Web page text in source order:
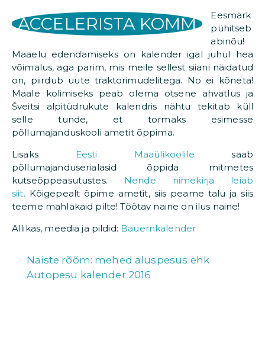
ACCELERISTA KOMM
Eesmärk
pühitseb
abinõu!
Maaelu edendamiseks on kalender igal juhul hea
võimalus, aga parim, mis meile sellest siiani näidatud
on, piirdub uute traktorimudelitega. No ei kõneta!
Maale kolimiseks peab olema otsene ahvatlus ja
Šveitsi alpitüdrukute kalendris nähtu tekitab küll
selle tunde, et tormaks esimesse
põllumajanduskooli ametit õppima.
Lisaks Eesti Maaülikoolile saab
põllumajanduserialasid õppida mitmetes
kutseõppeasutustes. Nende nimekirja leiab
siit. Kõigepealt õpime ametit, siis peame talu ja siis
teeme mahlakaid pilte! Töötav naine on ilus naine!
Allikas, meedia ja pildid: Bauernkalender
Naiste rõõm: mehed aluspesus ehk
Autopesu kalender 2016